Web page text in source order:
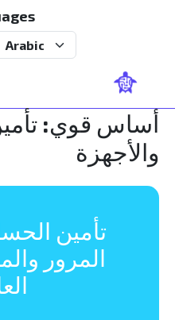
أساس قوي:
والأجهزة
تأمين
المرور